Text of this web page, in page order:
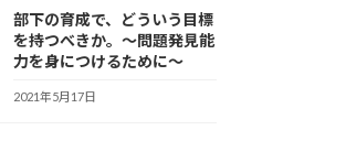
部下の育成で、どういう目標
を持つべきか。～問題発見能
力を身につけるために～
2021年5月17日